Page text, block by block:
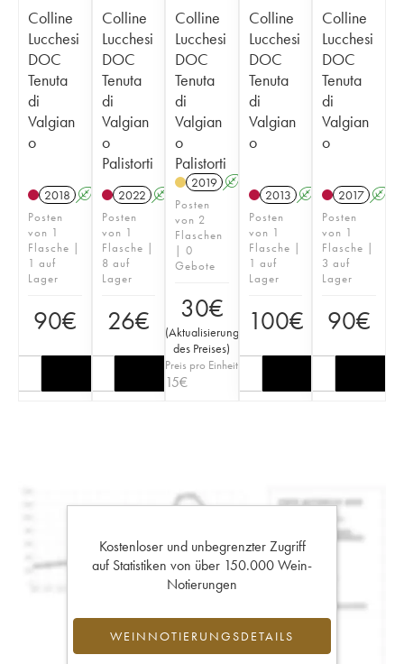
Colline
Lucchesi
DOC
Tenuta
di
Valgian
o
2018 A
Posten
von 1
Flasche |
1 auf
Lager
90€
Colline
Lucchesi
DOC
Tenuta
di
Valgian
o
Palistorti
2022 A
Posten
von 1
Flasche |
8 auf
Lager
26€
Colline
Lucchesi
DOC
Tenuta
di
Valgian
o
Palistorti
2019 A
Posten
von 2
Flaschen
| 0
Gebote
30€
(Aktualisierung
des Preises)
Preis pro Einheit
15€
Colline
Lucchesi
DOC
Tenuta
di
Valgian
o
2013 A
Posten
von 1
Flasche |
1 auf
Lager
100€
Colline
Lucchesi
DOC
Tenuta
di
Valgian
o
2017 A
Posten
von 1
Flasche |
3 auf
Lager
90€
Kostenloser und unbegrenzter Zugriff
auf Statistiken von über 150.000 Wein-
Notierungen
WEINNOTIERUNGSDETAILS